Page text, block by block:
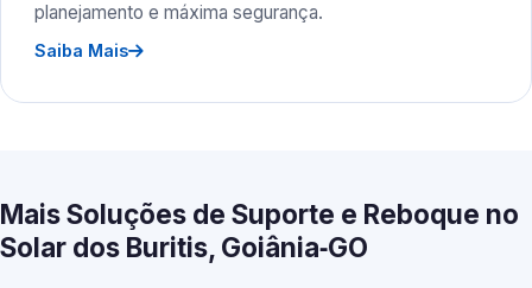
planejamento e máxima segurança.
Saiba Mais
Mais Soluções de Suporte e Reboque no
Solar dos Buritis, Goiânia‑GO